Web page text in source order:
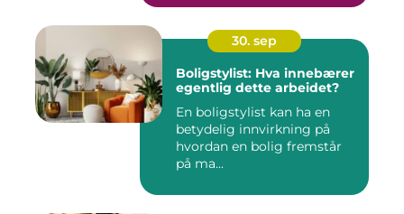
30. sep
Boligstylist: Hva innebærer
egentlig dette arbeidet?
En boligstylist kan ha en
betydelig innvirkning på
hvordan en bolig fremstår
på ma...